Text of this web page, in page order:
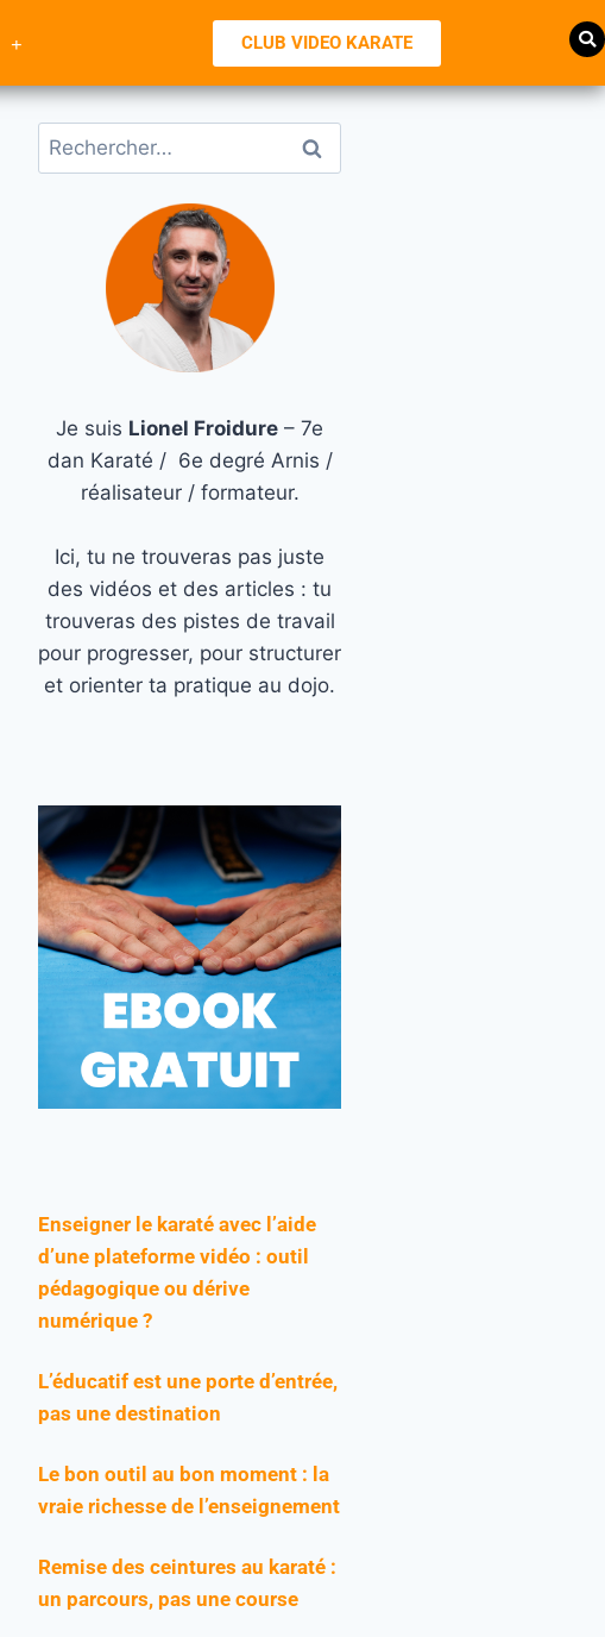
CLUB VIDEO KARATE
Je suis Lionel Froidure – 7e
dan Karaté / 6e degré Arnis /
réalisateur / formateur.
Ici, tu ne trouveras pas juste
des vidéos et des articles : tu
trouveras des pistes de travail
pour progresser, pour structurer
et orienter ta pratique au dojo.
Enseigner le karaté avec l’aide
d’une plateforme vidéo : outil
pédagogique ou dérive
numérique ?
L’éducatif est une porte d’entrée,
pas une destination
Le bon outil au bon moment : la
vraie richesse de l’enseignement
Remise des ceintures au karaté :
un parcours, pas une course